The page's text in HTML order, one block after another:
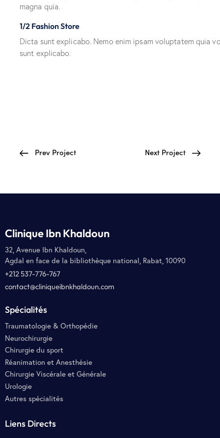
magna quia.
1/2 Fashion Store
Dicta sunt explicabo. Nemo enim ipsam voluptatem quia
sunt explicabo.
Prev Project Next Project
Clinique Ibn Khaldoun
32, Avenue Ibn Khaldoun,
Agdal en face de la bibliothèque national, Rabat, 10090
+212 537-776-767
contact@cliniqueibnkhaldoun.com
Spécialités
Traumatologie & Orthopédie
Neurochirurgie
Chirurgie du sport
Réanimation et Anesthésie
Chirurgie Viscérale et Générale
Urologie
Autres spécialités
Liens Directs